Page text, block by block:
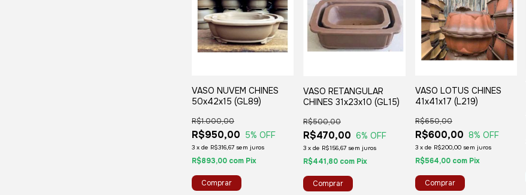
VASO NUVEM CHINES
50x42x15 (GL89)
R$950,00
R$1.000,00
5% OFF
3 x de R$316,67 sem juros
R$893,00 com Pix
VASO RETANGULAR
CHINES 31x23x10 (GL15)
R$470,00
R$500,00
6% OFF
3 x de R$156,67 sem juros
R$441,80 com Pix
VASO LOTUS CHINES
41x41x17 (L219)
R$600,00
R$650,00
8% OFF
3 x de R$200,00 sem juros
R$564,00 com Pix